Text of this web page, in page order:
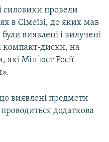
силовики провели
в Сімеїзі, до яких мав
виявлені і вилучені
компакт-диски, на
які Мін'юст Росії
виявлені предмети
додаткова